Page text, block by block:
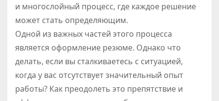
и многослойный процесс, где каждое решение
может стать определяющим.
Одной из важных частей этого процесса
является оформление резюме. Однако что
делать, если вы сталкиваетесь с ситуацией,
когда у вас отсутствует значительный опыт
работы? Как преодолеть это препятствие и